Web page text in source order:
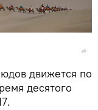
движется по
десятого